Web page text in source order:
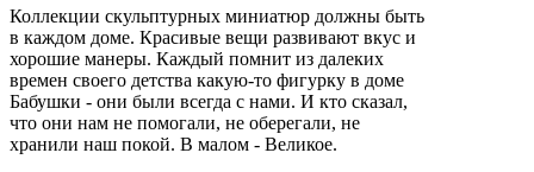
Коллекции скульптурных миниатюр должны быть
в каждом доме. Красивые вещи развивают вкус и
хорошие манеры. Каждый помнит из далеких
времен своего детства какую-то фигурку в доме
Бабушки - они были всегда с нами. И кто сказал,
что они нам не помогали, не оберегали, не
хранили наш покой. В малом - Великое.